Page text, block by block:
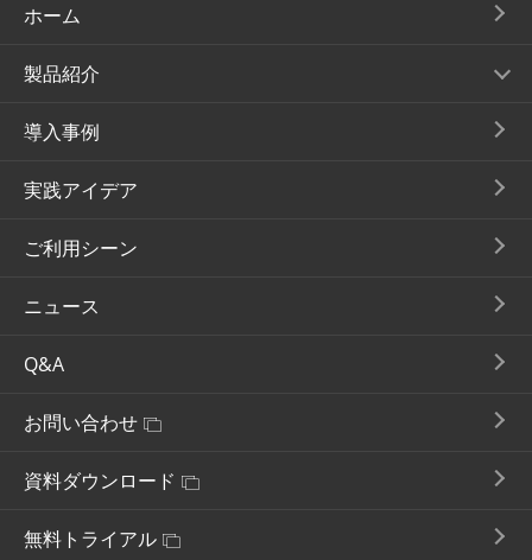
ホーム
製品紹介
導入事例
実践アイデア
ご利用シーン
ニュース
Q&A
お問い合わせ
資料ダウンロード
無料トライアル